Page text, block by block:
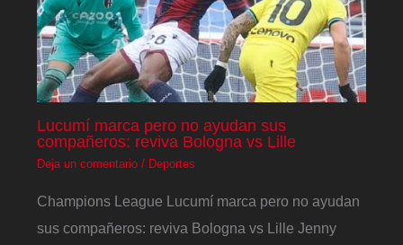
Lucumí marca pero no ayudan sus
compañeros: reviva Bologna vs Lille
Deja un comentario / Deportes
Champions League Lucumí marca pero no ayudan
sus compañeros: reviva Bologna vs Lille Jenny